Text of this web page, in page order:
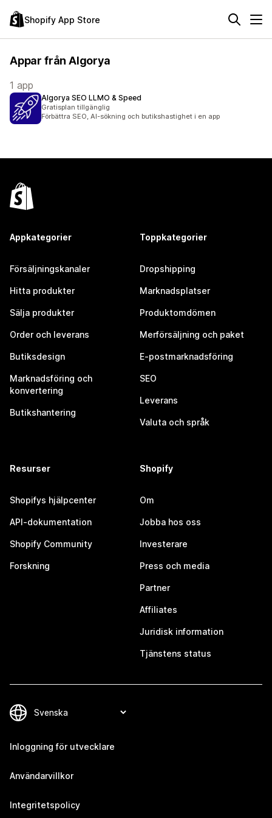
Shopify App Store
Appar från Algorya
1 app
Algorya SEO LLMO & Speed
Gratisplan tillgänglig
Förbättra SEO, AI-sökning och butikshastighet i en app
Appkategorier
Försäljningskanaler
Hitta produkter
Sälja produkter
Order och leverans
Butiksdesign
Marknadsföring och
konvertering
Butikshantering
Toppkategorier
Dropshipping
Marknadsplatser
Produktomdömen
Merförsäljning och paket
E-postmarknadsföring
SEO
Leverans
Valuta och språk
Resurser
Shopifys hjälpcenter
API-dokumentation
Shopify Community
Forskning
Shopify
Om
Jobba hos oss
Investerare
Press och media
Partner
Affiliates
Juridisk information
Tjänstens status
Inloggning för utvecklare
Användarvillkor
Integritetspolicy